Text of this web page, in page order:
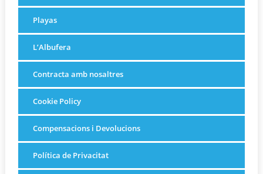
Playas
L’Albufera
Contracta amb nosaltres
Cookie Policy
Compensacions i Devolucions
Política de Privacitat